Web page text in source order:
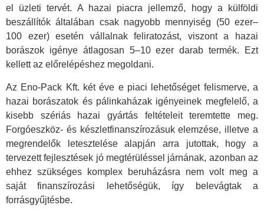
el üzleti tervét. A hazai piacra jellemző, hogy a külföldi
beszállítók általában csak nagyobb mennyiség (50 ezer–
100 ezer) esetén vállalnak feliratozást, viszont a hazai
borászok igénye átlagosan 5–10 ezer darab termék. Ezt
kellett az előrelépéshez megoldani.
Az Eno-Pack Kft. két éve e piaci lehetőséget felismerve, a
hazai borászatok és pálinkaházak igényeinek megfelelő, a
kisebb szériás hazai gyártás feltételeit teremtette meg.
Forgóeszköz- és készletfinanszírozásuk elemzése, illetve a
megrendelők letesztelése alapján arra jutottak, hogy a
tervezett fejlesztések jó megtérüléssel járnának, azonban az
ehhez szükséges komplex beruházásra nem volt meg a
saját finanszírozási lehetőségük, így belevágtak a
forrásgyűjtésbe.